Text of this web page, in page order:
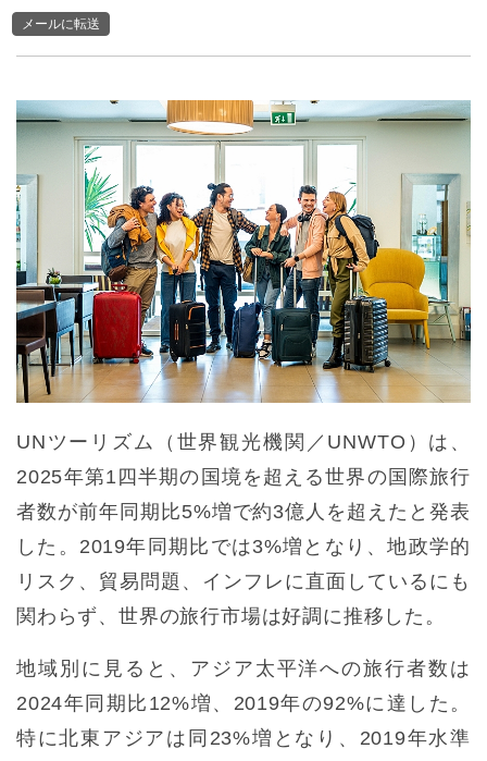
メールに転送
UNツーリズム（世界観光機関／UNWTO）は、
2025年第1四半期の国境を超える世界の国際旅行
者数が前年同期比5%増で約3億人を超えたと発表
した。2019年同期比では3%増となり、地政学的
リスク、貿易問題、インフレに直面しているにも
関わらず、世界の旅行市場は好調に推移した。
地域別に見ると、アジア太平洋への旅行者数は
2024年同期比12%増、2019年の92%に達した。
特に北東アジアは同23%増となり、2019年水準